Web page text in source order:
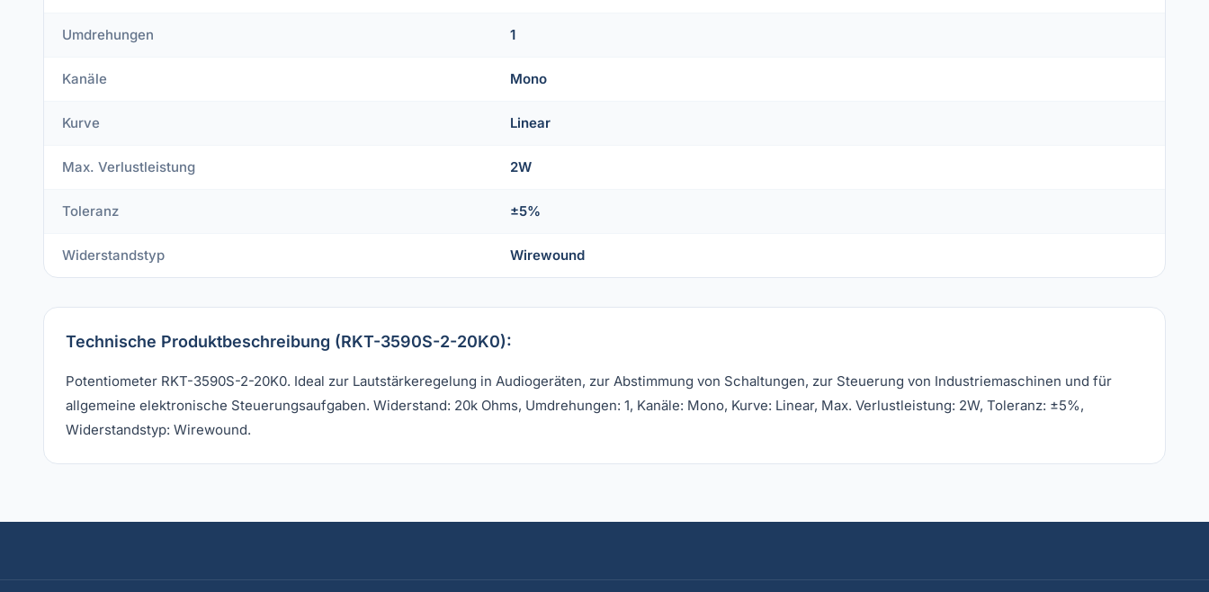
Umdrehungen 1
Kanäle Mono
Kurve Linear
Max. Verlustleistung 2W
Toleranz ±5%
Widerstandstyp Wirewound
Technische Produktbeschreibung (RKT-3590S-2-20K0):
Potentiometer RKT-3590S-2-20K0. Ideal zur Lautstärkeregelung in Audiogeräten, zur Abstimmung von Schaltungen, zur Steuerung von Industriemaschinen und für
allgemeine elektronische Steuerungsaufgaben. Widerstand: 20k Ohms, Umdrehungen: 1, Kanäle: Mono, Kurve: Linear, Max. Verlustleistung: 2W, Toleranz: ±5%,
Widerstandstyp: Wirewound.